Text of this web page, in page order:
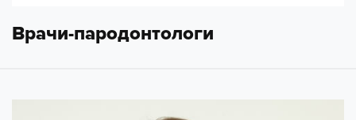
Врачи-пародонтологи